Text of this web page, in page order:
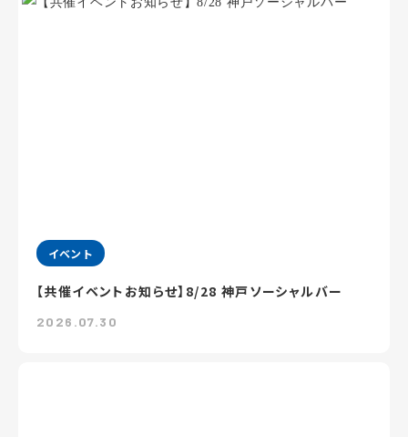
イベント
【共催イベントお知らせ】8/28 神戸ソーシャルバー
2026.07.30